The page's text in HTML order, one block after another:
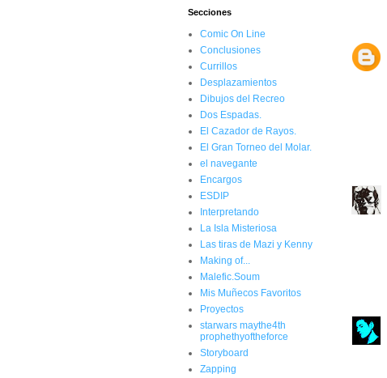
Secciones
Comic On Line
Conclusiones
Currillos
Desplazamientos
Dibujos del Recreo
Dos Espadas.
El Cazador de Rayos.
El Gran Torneo del Molar.
el navegante
Encargos
ESDIP
Interpretando
La Isla Misteriosa
Las tiras de Mazi y Kenny
Making of...
Malefic.Soum
Mis Muñecos Favoritos
Proyectos
starwars maythe4th
prophethyoftheforce
Storyboard
Zapping